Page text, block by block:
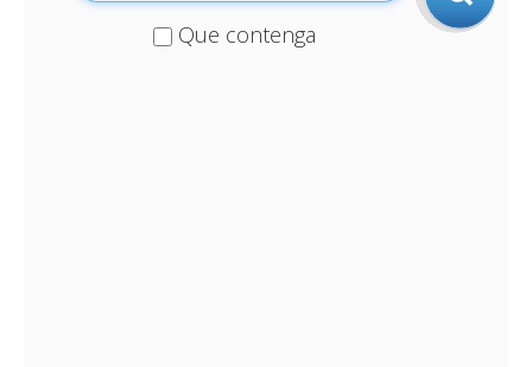
Que contenga